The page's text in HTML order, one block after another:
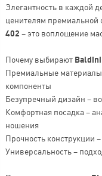
Элегантность в каждой
ценителям премиальной
402 – это воплощение
Почему выбирают
Премиальные
компоненты
Безупречный дизайн –
Комфортная посадка –
ношения
Прочность конструкции
Универсальность –